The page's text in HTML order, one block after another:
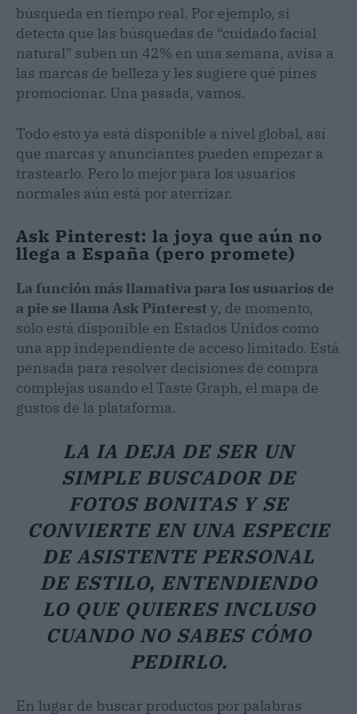
búsqueda en tiempo real. Por ejemplo, si
detecta que las búsquedas de “cuidado facial
natural” suben un 42% en una semana, avisa a
las marcas de belleza y les sugiere qué pines
promocionar. Una pasada, vamos.
Todo esto ya está disponible a nivel global, así
que marcas y anunciantes pueden empezar a
trastearlo. Pero lo mejor para los usuarios
normales aún está por aterrizar.
Ask Pinterest: la joya que aún no
llega a España (pero promete)
La función más llamativa para los usuarios de
a pie se llama Ask Pinterest y, de momento,
solo está disponible en Estados Unidos como
una app independiente de acceso limitado. Está
pensada para resolver decisiones de compra
complejas usando el Taste Graph, el mapa de
gustos de la plataforma.
LA IA DEJA DE SER UN
SIMPLE BUSCADOR DE
FOTOS BONITAS Y SE
CONVIERTE EN UNA ESPECIE
DE ASISTENTE PERSONAL
DE ESTILO, ENTENDIENDO
LO QUE QUIERES INCLUSO
CUANDO NO SABES CÓMO
PEDIRLO.
En lugar de buscar productos por palabras